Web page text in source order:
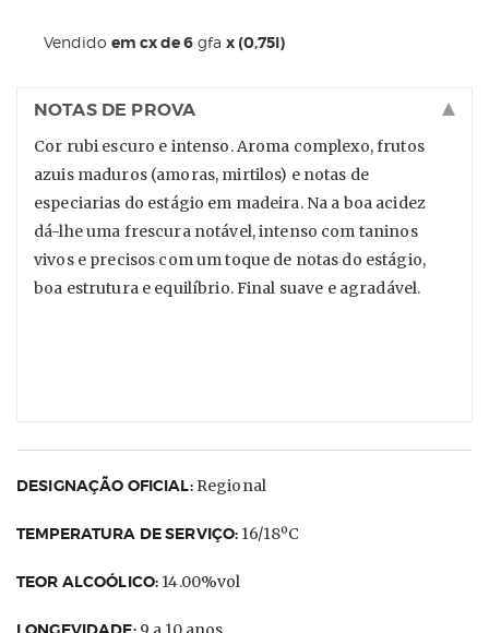
Vendido em cx de 6 gfa x (0,75l)
NOTAS DE PROVA
Cor rubi escuro e intenso. Aroma complexo, frutos
azuis maduros (amoras, mirtilos) e notas de
especiarias do estágio em madeira. Na a boa acidez
dá-lhe uma frescura notável, intenso com taninos
vivos e precisos com um toque de notas do estágio,
boa estrutura e equilíbrio. Final suave e agradável.
DESIGNAÇÃO OFICIAL: Regional
TEMPERATURA DE SERVIÇO: 16/18ºC
TEOR ALCOÓLICO: 14.00%vol